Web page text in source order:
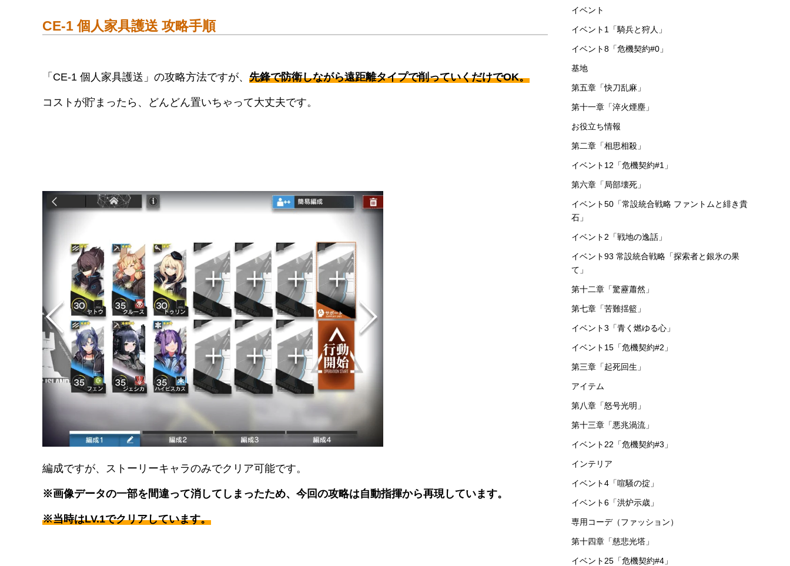
CE-1 個人家具護送 攻略手順
「CE-1 個人家具護送」の攻略方法ですが、 先鋒で防衛しながら遠距離タイプで削っていくだけでOK。
コストが貯まったら、どんどん置いちゃって大丈夫です。
編成ですが、ストーリーキャラのみでクリア可能です。
※画像データの一部を間違って消してしまったため、今回の攻略は自動指揮から再現しています。
※当時はLV.1でクリアしています。
イベント
イベント1「騎兵と狩人」
イベント8「危機契約#0」
基地
第五章「快刀乱麻」
第十一章「淬火煙塵」
お役立ち情報
第二章「相思相殺」
イベント12「危機契約#1」
第六章「局部壊死」
イベント50「常設統合戦略 ファントムと緋き貴
石」
イベント2「戦地の逸話」
イベント93 常設統合戦略「探索者と銀氷の果
て」
第十二章「驚靂蕭然」
第七章「苦難揺籃」
イベント3「青く燃ゆる心」
イベント15「危機契約#2」
第三章「起死回生」
アイテム
第八章「怒号光明」
第十三章「悪兆渦流」
イベント22「危機契約#3」
インテリア
イベント4「喧騒の掟」
イベント6「洪炉示歳」
専用コーデ（ファッション）
第十四章「慈悲光塔」
イベント25「危機契約#4」